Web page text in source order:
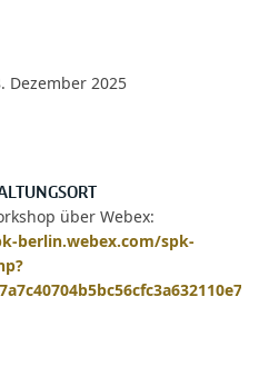
Dezember 2025
über Webex:
berlin.webex.com/spk-